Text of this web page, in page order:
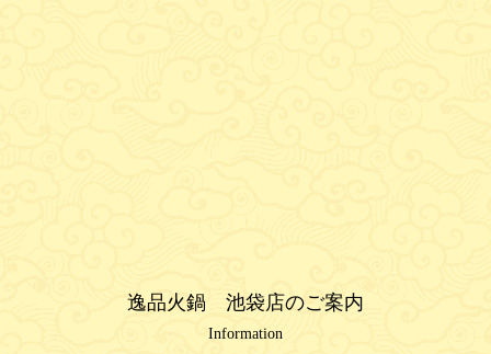
逸品火鍋 池袋店のご案内
Information